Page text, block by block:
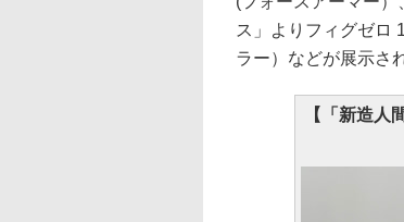
ス」よりフィグゼロ
ラー）などが展示さ
【「新造